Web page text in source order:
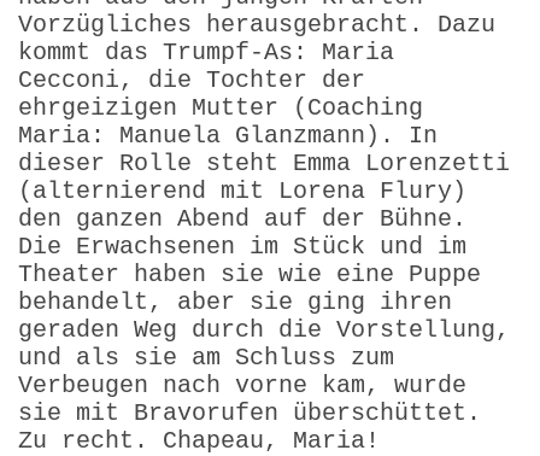
Vorzügliches herausgebracht. Dazu
kommt das Trumpf-As: Maria
Cecconi, die Tochter der
ehrgeizigen Mutter (Coaching
Maria: Manuela Glanzmann). In
dieser Rolle steht Emma Lorenzetti
(alternierend mit Lorena Flury)
den ganzen Abend auf der Bühne.
Die Erwachsenen im Stück und im
Theater haben sie wie eine Puppe
behandelt, aber sie ging ihren
geraden Weg durch die Vorstellung,
und als sie am Schluss zum
Verbeugen nach vorne kam, wurde
sie mit Bravorufen über­schüttet.
Zu recht. Chapeau, Maria!